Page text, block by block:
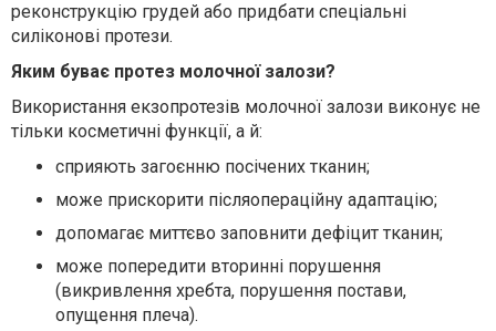
реконструкцію грудей або придбати спеціальні
силіконові протези.
Яким буває протез молочної залози?
Використання екзопротезів молочної залози виконує не
тільки косметичні функції, а й:
сприяють загоєнню посічених тканин;
може прискорити післяопераційну адаптацію;
допомагає миттєво заповнити дефіцит тканин;
може попередити вторинні порушення
(викривлення хребта, порушення постави,
опущення плеча).